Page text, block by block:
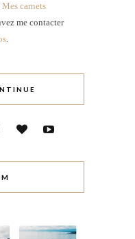
Mes carnets
me contacter
.